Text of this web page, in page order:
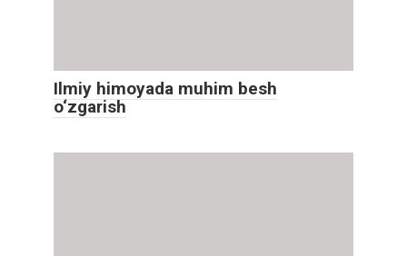
Ilmiy himoyada muhim besh
o‘zgarish